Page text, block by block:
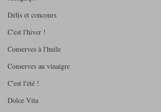
Défis et concours
C'est l'hiver !
Conserves à l'huile
Conserves au vinaigre
C'est l'été !
Dolce Vita